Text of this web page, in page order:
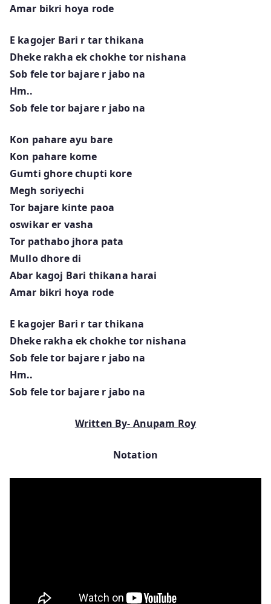
Amar bikri hoya rode
E kagojer Bari r tar thikana
Dheke rakha ek chokhe tor nishana
Sob fele tor bajare r jabo na
Hm..
Sob fele tor bajare r jabo na
Kon pahare ayu bare
Kon pahare kome
Gumti ghore chupti kore
Megh soriyechi
Tor bajare kinte paoa
oswikar er vasha
Tor pathabo jhora pata
Mullo dhore di
Abar kagoj Bari thikana harai
Amar bikri hoya rode
E kagojer Bari r tar thikana
Dheke rakha ek chokhe tor nishana
Sob fele tor bajare r jabo na
Hm..
Sob fele tor bajare r jabo na
Written By- Anupam Roy
Notation